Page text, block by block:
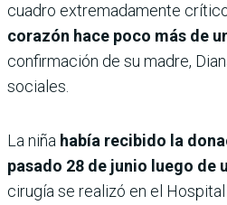
cuadro extremadamente
corazón hace poco más de
confirmación de su madre,
sociales.
La niña había recibido la
pasado 28 de junio luego de
cirugía se realizó en el